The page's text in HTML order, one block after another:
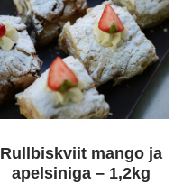
Rullbiskviit mango ja
apelsiniga – 1,2kg